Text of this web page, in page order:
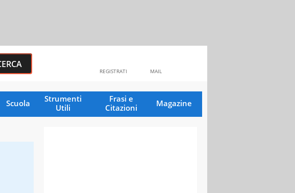
MAIL
REGISTRATI
Scuola
Strumenti
Utili
Frasi e
Citazioni
Magazine